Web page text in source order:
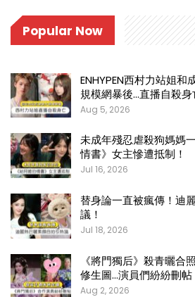
Popular Now
ENHYPEN西村力站姐
規模網暴後…直播自殺身
Aug 5, 2026
未成年殘忍虐殺狗媽媽
情書》女主慘遭抵制！
Jul 16, 2026
替身論一直被瘋傳！迪
議！
Jul 18, 2026
《將門獨后》殺青曬合
修生圖…演員們紛紛刪帖
Aug 2, 2026